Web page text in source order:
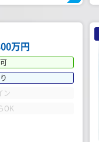
万円
ン
OK